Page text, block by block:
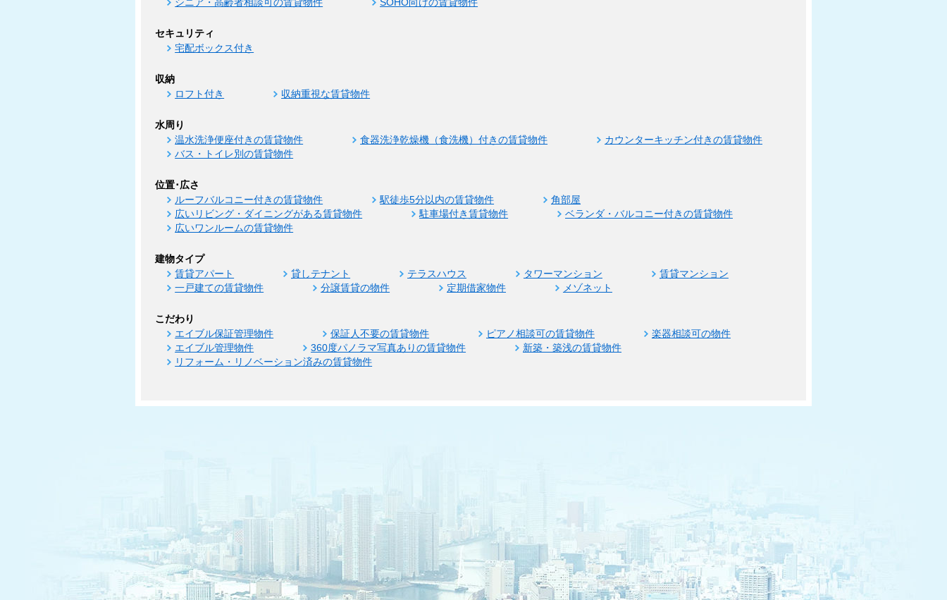
セキュリティ
宅配ボックス付き
収納
ロフト付き 収納重視な賃貸物件
水周り
温水洗浄便座付きの賃貸物件 食器洗浄乾燥機（食洗機）付きの賃貸物件
カウンターキッチン付きの賃貸物件
バス・トイレ別の賃貸物件
位置･広さ
ルーフバルコニー付きの賃貸物件 駅徒歩5分以内の賃貸物件
角部屋
広いリビング・ダイニングがある賃貸物件
駐車場付き賃貸物件
ベランダ・バルコニー付きの賃貸物件
広いワンルームの賃貸物件
建物タイプ
賃貸アパート 貸しテナント テラスハウス タワーマンション
賃貸マンション
一戸建ての賃貸物件
分譲賃貸の物件 定期借家物件 メゾネット
こだわり
エイブル保証管理物件 保証人不要の賃貸物件 ピアノ相談可の賃貸物件
楽器相談可の物件
エイブル管理物件
360度パノラマ写真ありの賃貸物件
新築・築浅の賃貸物件
リフォーム・リノベーション済みの賃貸物件